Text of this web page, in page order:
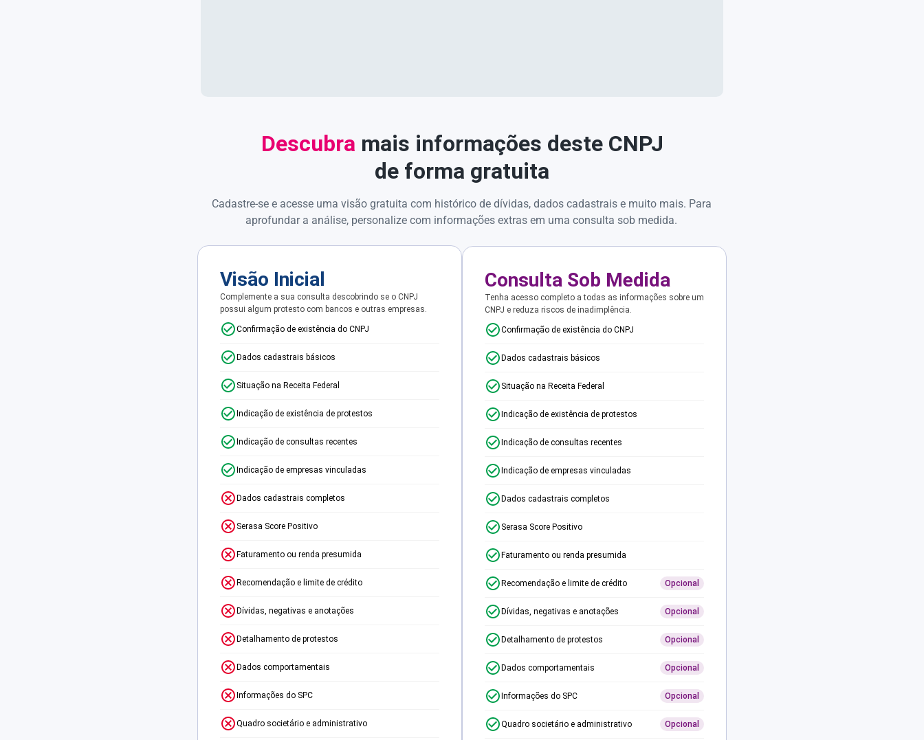
Descubra mais informações deste CNPJ
de forma gratuita
Cadastre-se e acesse uma visão gratuita com histórico de dívidas, dados cadastrais e muito mais. Para
aprofundar a análise, personalize com informações extras em uma consulta sob medida.
Visão Inicial
Complemente a sua consulta descobrindo se o CNPJ
possui algum protesto com bancos e outras empresas.
Confirmação de existência do CNPJ
Dados cadastrais básicos
Situação na Receita Federal
Indicação de existência de protestos
Indicação de consultas recentes
Indicação de empresas vinculadas
Dados cadastrais completos
Serasa Score Positivo
Faturamento ou renda presumida
Recomendação e limite de crédito
Dívidas, negativas e anotações
Detalhamento de protestos
Dados comportamentais
Informações do SPC
Quadro societário e administrativo
Consulta Sob Medida
Tenha acesso completo a todas as informações sobre um
CNPJ e reduza riscos de inadimplência.
Confirmação de existência do CNPJ
Dados cadastrais básicos
Situação na Receita Federal
Indicação de existência de protestos
Indicação de consultas recentes
Indicação de empresas vinculadas
Dados cadastrais completos
Serasa Score Positivo
Faturamento ou renda presumida
Recomendação e limite de crédito Opcional
Dívidas, negativas e anotações Opcional
Detalhamento de protestos Opcional
Dados comportamentais Opcional
Informações do SPC Opcional
Quadro societário e administrativo Opcional